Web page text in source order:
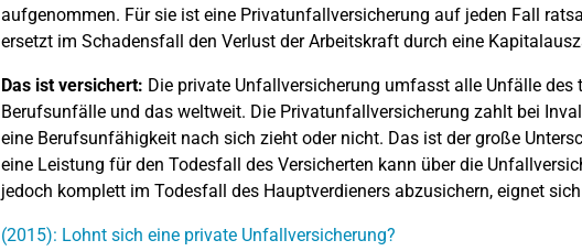
aufgenommen. Für sie ist eine Privatunfallversicherung auf jeden Fall
ersetzt im Schadensfall den Verlust der Arbeitskraft durch eine
Das ist versichert: Die private Unfallversicherung umfasst alle Unfälle
Berufsunfälle und das weltweit. Die Privatunfallversicherung zahlt bei
eine Berufsunfähigkeit nach sich zieht oder nicht. Das ist der große
eine Leistung für den Todesfall des Versicherten kann über die
jedoch komplett im Todesfall des Hauptverdieners abzusichern, eignet
(2015): Lohnt sich eine private Unfallversicherung?